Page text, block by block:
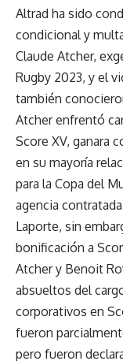
Altrad ha sido
condicional y
Claude Atcher,
Rugby 2023, y el
también
Atcher enfrentó
Score XV, ganara
en su mayoría
para la Copa del
agencia
Laporte, sin
bonificación a
Atcher y Benoit
absueltos del
corporativos en
fueron
pero fueron